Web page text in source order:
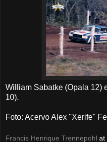
William Sabatke (Opala 12)
10).
Foto: Acervo Alex "Xerife"
Francis Henrique Trennepohl at